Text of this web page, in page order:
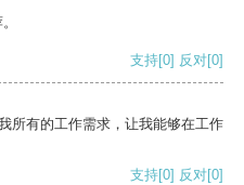
支持[0] 反对[0]
所有的工作需求，让我能够在工作
支持[0] 反对[0]